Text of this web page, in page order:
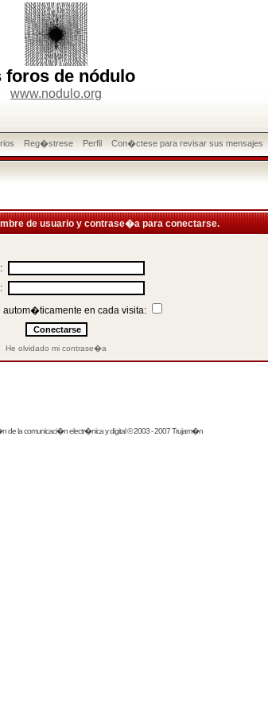
foros de nódulo
www.nodulo.org
Reg�strese Perfil Con�ctese para revisar sus mensajes
de usuario y contrase�a para conectarse.
autom�ticamente en cada visita:
He olvidado mi contrase�a
de la comunicaci�n electr�nica y digital © 2003 - 2007 Trujam�n